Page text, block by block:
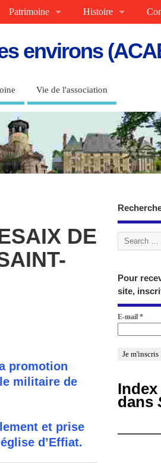
Patrimoine Histoire
environs
Vie de l'association
DE
promotion
militaire de
et prise
d’Effiat.
Pour
site,
E-mail*
dans